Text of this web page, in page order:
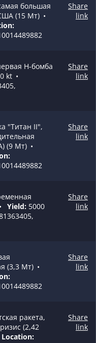
большая
(15 Мт) •
Share
link
H-бомба
kt •
Share
link
"Титан II",
(9 Мт) •
Share
link
• Yield: 5000
Share
link
(3,3 Мт) •
Share
link
ракета,
(2,42
Location:
Share
link